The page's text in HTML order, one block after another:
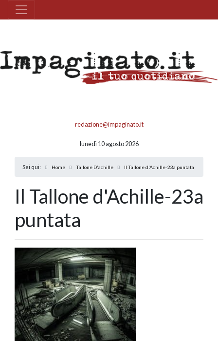
redazione@impaginato.it
lunedì 10 agosto 2026
Sei qui: Home Tallone D'achille Il Tallone d'Achille-23a puntata
Il Tallone d'Achille-23a
puntata